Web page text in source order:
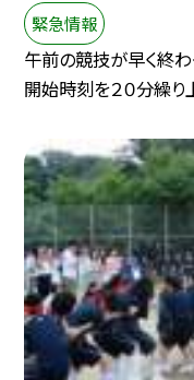
緊急情報
午前の競技が早く終わ
開始時刻を２０分繰り